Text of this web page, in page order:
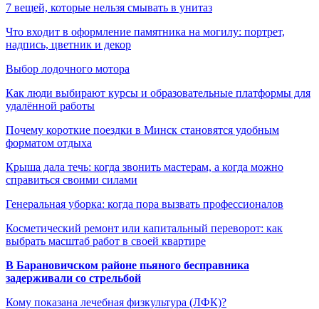
7 вещей, которые нельзя смывать в унитаз
Что входит в оформление памятника на могилу: портрет,
надпись, цветник и декор
Выбор лодочного мотора
Как люди выбирают курсы и образовательные платформы для
удалённой работы
Почему короткие поездки в Минск становятся удобным
форматом отдыха
Крыша дала течь: когда звонить мастерам, а когда можно
справиться своими силами
Генеральная уборка: когда пора вызвать профессионалов
Косметический ремонт или капитальный переворот: как
выбрать масштаб работ в своей квартире
В Барановичском районе пьяного бесправника
задерживали со стрельбой
Кому показана лечебная физкультура (ЛФК)?